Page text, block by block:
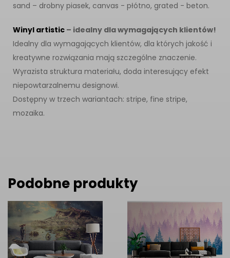
sand – drobny piasek, canvas - płótno, grated - beton.
Winyl artistic – idealny dla wymagających klientów!
Idealny dla wymagających klientów, dla których jakość i
kreatywne rozwiązania mają szczególne znaczenie.
Wyrazista struktura materiału, doda interesujący efekt
niepowtarzalnemu designowi.
Dostępny w trzech wariantach: stripe, fine stripe,
mozaika.
Podobne produkty